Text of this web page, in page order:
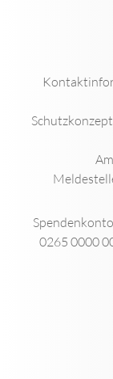
0265 0000